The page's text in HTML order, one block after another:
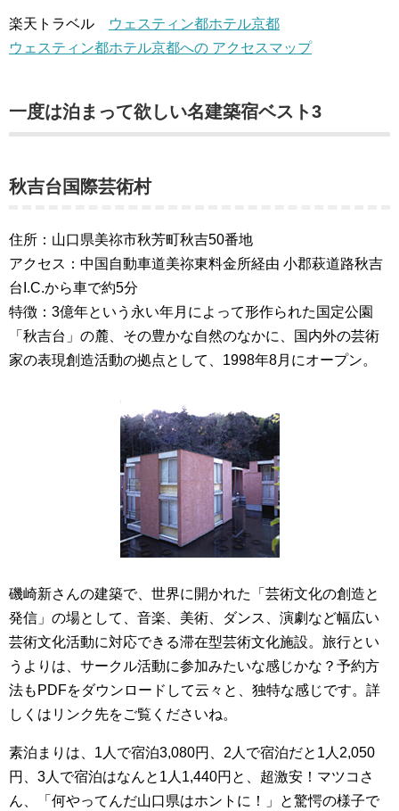
楽天トラベル
ウェスティン都ホテル京都
ウェスティン都ホテル京都への アクセスマップ
一度は泊まって欲しい名建築宿ベスト3
秋吉台国際芸術村
住所：山口県美祢市秋芳町秋吉50番地
アクセス：中国自動車道美祢東料金所経由 小郡萩道路秋吉
台I.C.から車で約5分
特徴：3億年という永い年月によって形作られた国定公園
「秋吉台」の麓、その豊かな自然のなかに、国内外の芸術
家の表現創造活動の拠点として、1998年8月にオープン。
磯崎新さんの建築で、世界に開かれた「芸術文化の創造と
発信」の場として、音楽、美術、ダンス、演劇など幅広い
芸術文化活動に対応できる滞在型芸術文化施設。旅行とい
うよりは、サークル活動に参加みたいな感じかな？予約方
法もPDFをダウンロードして云々と、独特な感じです。詳
しくはリンク先をご覧くださいね。
素泊まりは、1人で宿泊3,080円、2人で宿泊だと1人2,050
円、3人で宿泊はなんと1人1,440円と、超激安！マツコさ
ん、「何やってんだ山口県はホントに！」と驚愕の様子で